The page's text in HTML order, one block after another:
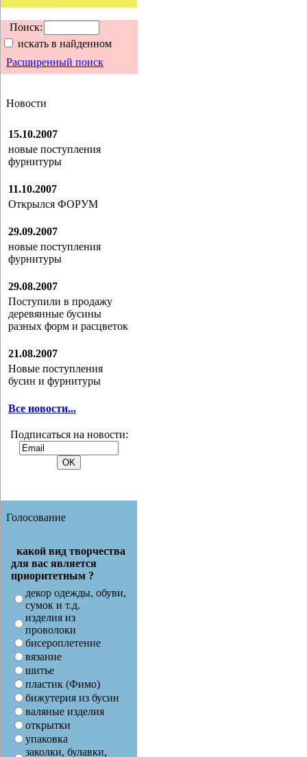
Поиск:
искать в найденном
Расширенный поиск
Новости
15.10.2007
новые поступления
фурнитуры
11.10.2007
Открылся ФОРУМ
29.09.2007
новые поступления
фурнитуры
29.08.2007
Поступили в продажу
деревянные бусины
разных форм и расцветок
21.08.2007
Новые поступления
бусин и фурнитуры
Все новости...
Подписаться на новости:
Голосование
какой вид творчества
для вас является
приоритетным ?
декор одежды, обуви,
сумок и т.д.
изделия из
проволоки
бисероплетение
вязание
шитье
пластик (Фимо)
бижутерия из бусин
валяные изделия
открытки
упаковка
заколки, булавки,